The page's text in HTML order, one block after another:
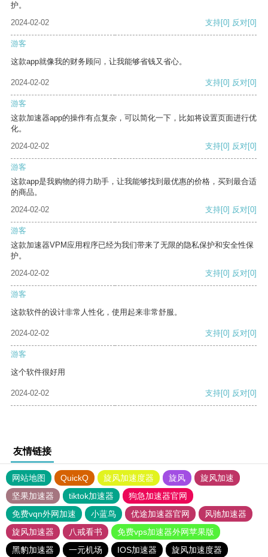
护。
2024-02-02
支持[0] 反对[0]
游客
这款app就像我的财务顾问，让我能够省钱又省心。
2024-02-02 支持[0] 反对[0]
游客
这款加速器app的操作有点复杂，可以简化一下，比如将设置页面进行优
化。
2024-02-02
支持[0] 反对[0]
游客
这款app是我购物的得力助手，让我能够找到最优惠的价格，买到最合适
的商品。
2024-02-02
支持[0] 反对[0]
游客
这款加速器VPM应用程序已经为我们带来了无限的隐私保护和安全性保
护。
2024-02-02
支持[0] 反对[0]
游客
这款软件的设计非常人性化，使用起来非常舒服。
2024-02-02 支持[0] 反对[0]
游客
这个软件很好用
2024-02-02 支持[0] 反对[0]
友情链接
网站地图 QuickQ 旋风加速度器 旋风
旋风加速
坚果加速器
tiktok加速器
狗急加速器官网
免费vqn外网加速
小蓝鸟 优途加速器官网
风驰加速器
旋风加速器
八戒看书
免费vps加速器外网苹果版
黑豹加速器
一元机场 IOS加速器 旋风加速度器